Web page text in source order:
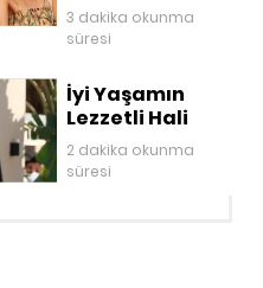
3 dakika okunma
süresi
İyi Yaşamın
Lezzetli Hali
2 dakika okunma
süresi